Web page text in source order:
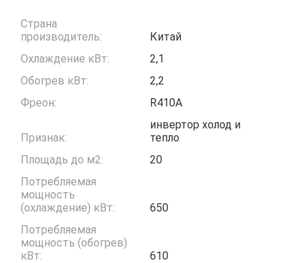
Страна
производитель:
Китай
Охлаждение кВт:
2,1
Обогрев кВт:
2,2
Фреон:
R410A
Признак:
инвертор холод и
тепло
Площадь до м2:
20
Потребляемая
мощность
(охлаждение) кВт:
650
Потребляемая
мощность (обогрев)
кВт:
610